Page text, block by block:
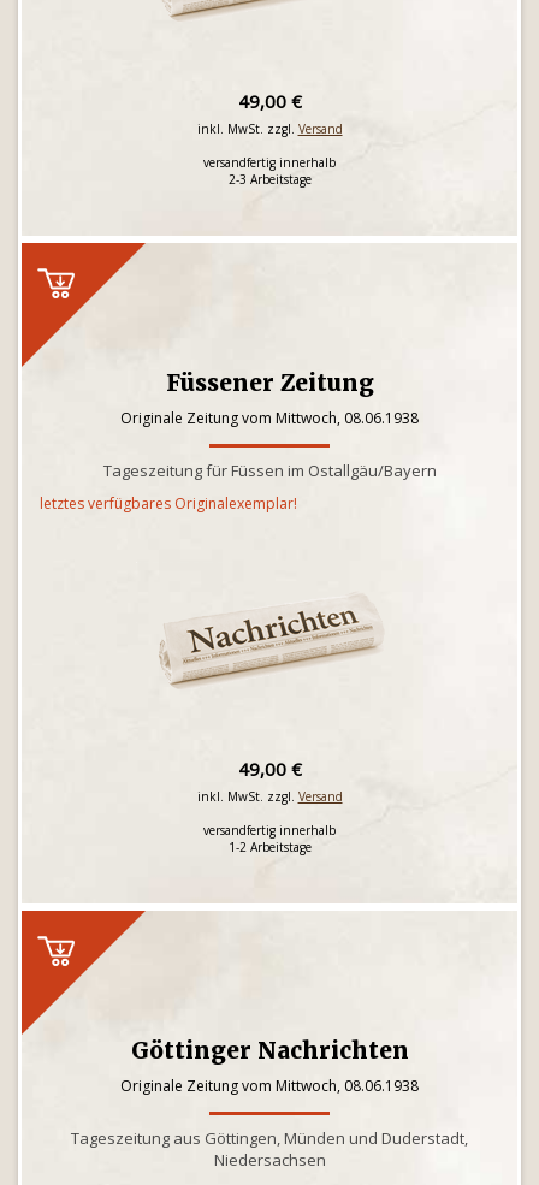
49,00 €
inkl. MwSt. zzgl. Versand
versandfertig innerhalb
2-3 Arbeitstage
Füssener Zeitung
Originale Zeitung vom Mittwoch, 08.06.1938
Tageszeitung für Füssen im Ostallgäu/Bayern
letztes verfügbares Originalexemplar!
49,00 €
inkl. MwSt. zzgl. Versand
versandfertig innerhalb
1-2 Arbeitstage
Göttinger Nachrichten
Originale Zeitung vom Mittwoch, 08.06.1938
Tageszeitung aus Göttingen, Münden und Duderstadt,
Niedersachsen